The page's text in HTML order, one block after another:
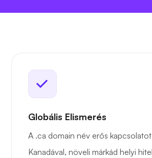
Globális Elismerés
A .ca domain név erős
Kanadával, növeli márkád helyi